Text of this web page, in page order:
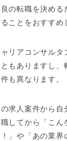
の転職を決める
ことをおすすめ
リアコンサルタ
もありますし、
も異なります。
求人案件から自
してから「こん
」や「あの業界